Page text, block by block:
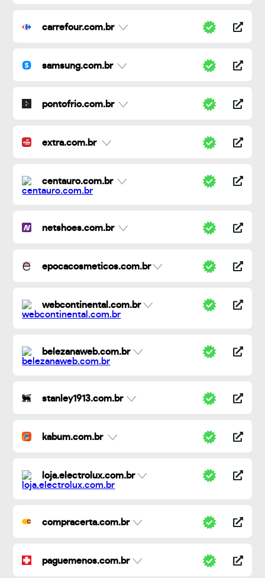
carrefour.com.br
samsung.com.br
pontofrio.com.br
extra.com.br
centauro.com.br
netshoes.com.br
epocacosmeticos.com.br
webcontinental.com.br
belezanaweb.com.br
stanley1913.com.br
kabum.com.br
loja.electrolux.com.br
compracerta.com.br
paguemenos.com.br